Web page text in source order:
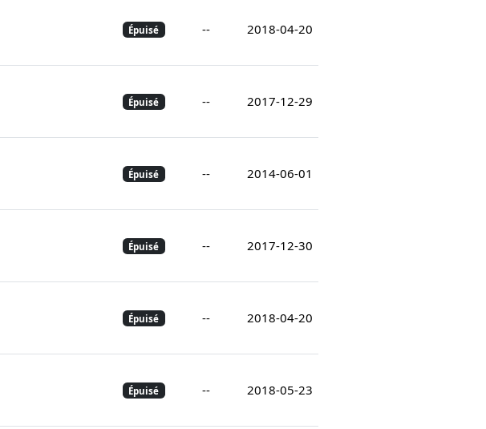
Épuisé -- 2018-04-20
Épuisé -- 2017-12-29
Épuisé -- 2014-06-01
Épuisé -- 2017-12-30
Épuisé -- 2018-04-20
Épuisé -- 2018-05-23